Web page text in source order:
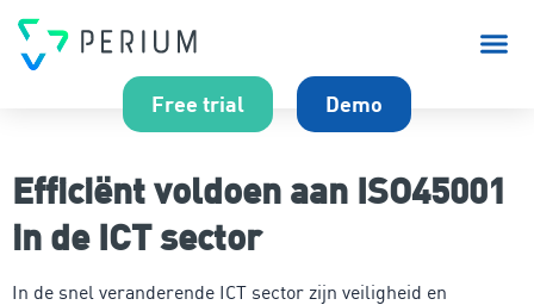
Free trial Demo
Efficiënt voldoen aan ISO45001
in de ICT sector
In de snel veranderende ICT sector zijn veiligheid en